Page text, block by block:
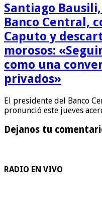
Santiago
Banco Central,
Caputo y
morosos:
como una
privados»
El presidente del Banco
pronunció este jueves
Dejanos tu
RADIO EN VIVO